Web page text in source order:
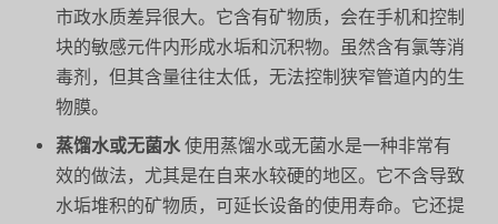
市政水质差异很大。它含有矿物质，会在手机和控制
块的敏感元件内形成水垢和沉积物。虽然含有氯等消
毒剂，但其含量往往太低，无法控制狭窄管道内的生
物膜。
蒸馏水或无菌水使用蒸馏水或无菌水是一种非常有
效的做法，尤其是在自来水较硬的地区。它不含导致
水垢堆积的矿物质，可延长设备的使用寿命。它还提